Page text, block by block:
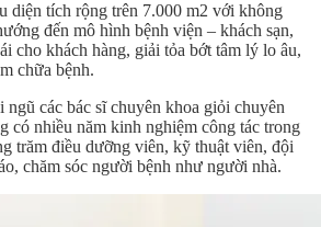
diện tích rộng trên 7.000 m2 với không
đến mô hình bệnh viện – khách sạn,
cho khách hàng, giải tỏa bớt tâm lý lo âu,
chữa bệnh.
các bác sĩ chuyên khoa giỏi chuyên
có nhiều năm kinh nghiệm công tác trong
trăm điều dưỡng viên, kỹ thuật viên, đội
chăm sóc người bệnh như người nhà.